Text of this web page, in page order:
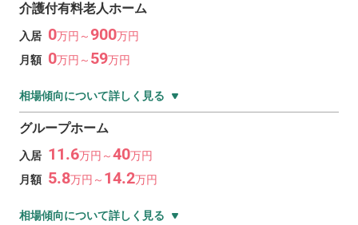
介護付有料老人ホーム
入居 0万円～ 900万円
月額 0万円～ 59万円
相場傾向について詳しく見る
グループホーム
入居 11.6万円～40万円
月額 5.8万円～ 14.2万円
相場傾向について詳しく見る